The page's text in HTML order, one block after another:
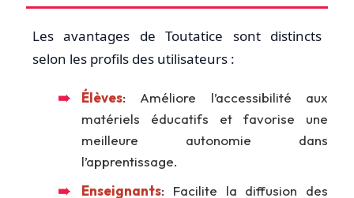
Les avantages de Toutatice sont distincts
selon les profils des utilisateurs :
Élèves: Améliore l’accessibilité aux
matériels éducatifs et favorise une
meilleure autonomie dans
l’apprentissage.
Enseignants: Facilite la diffusion des